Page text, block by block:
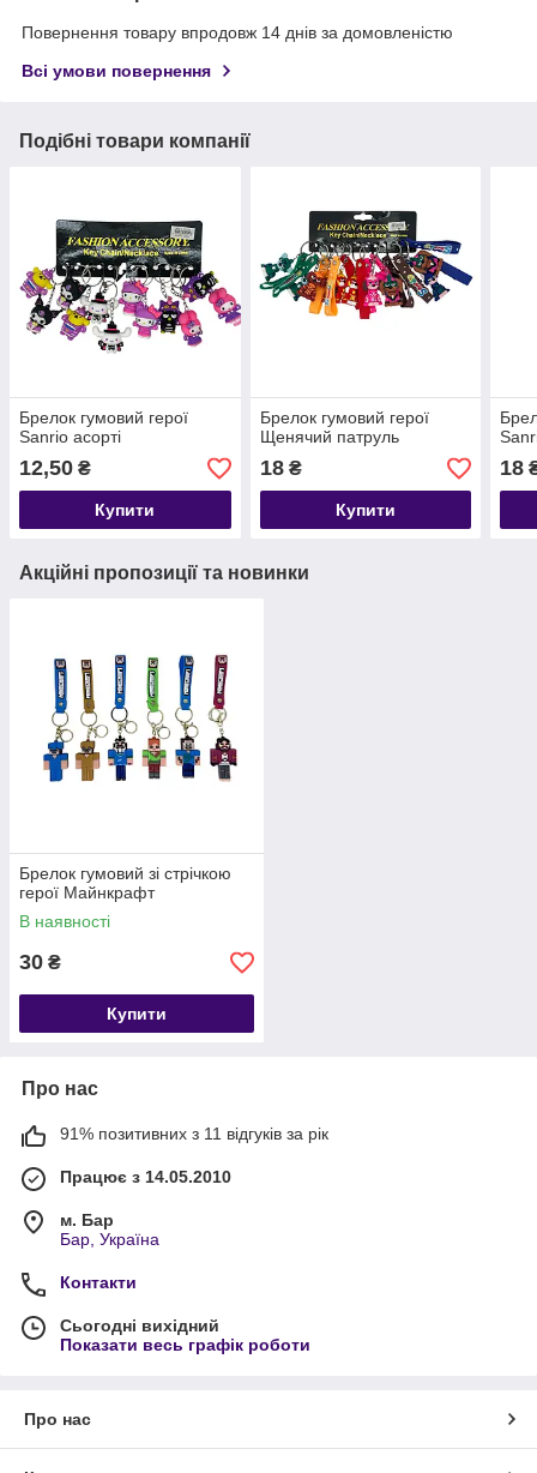
Повернення товару впродовж 14 днів за домовленістю
Всі умови повернення
Подібні товари компанії
Брелок гумовий герої
Sanrio асорті
12,50 ₴
Купити
Брелок гумовий герої
Щенячий патруль
18₴
Купити
18
Акційні пропозиції та новинки
Брелок гумовий зі стрічкою
герої Майнкрафт
В наявності
30 ₴
Купити
Про нас
91% позитивних з 11 відгуків за рік
Працює з 14.05.2010
м. Бар
Бар, Україна
Контакти
Сьогодні вихідний
Показати весь графік роботи
Про нас